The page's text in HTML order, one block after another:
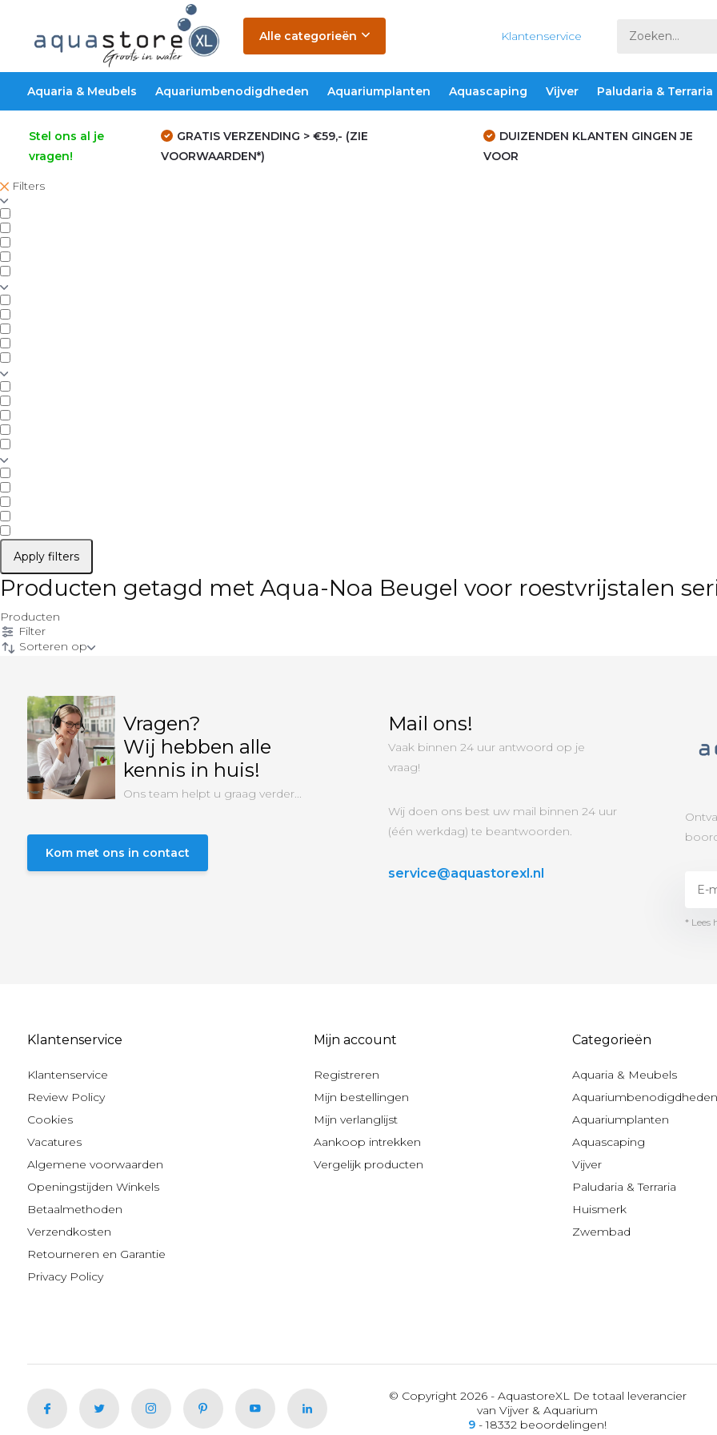
Alle categorieën Klantenservice
Aquaria & Meubels Aquariumbenodigdheden Aquariumplanten Aquascaping Vijver Paludaria & Terraria
Stel ons al je
vragen!
GRATIS VERZENDING > €59,- (ZIE
VOORWAARDEN*)
DUIZENDEN KLANTEN GINGEN JE
VOOR
Filters
Apply filters
Producten getagd met Aqua-Noa Beugel voor roestvrijstalen
Producten
Filter
Sorteren op
Vragen?
Wij hebben alle
kennis in huis!
Ons team helpt u graag verder...
Kom met ons in contact
Mail ons!
Vaak binnen 24 uur antwoord op je
vraag!
Wij doen ons best uw mail binnen 24 uur
(één werkdag) te beantwoorden.
service@aquastorexl.nl
* Lees
Klantenservice
Klantenservice
Review Policy
Cookies
Vacatures
Algemene voorwaarden
Openingstijden Winkels
Betaalmethoden
Verzendkosten
Retourneren en Garantie
Privacy Policy
Mijn account
Registreren
Mijn bestellingen
Mijn verlanglijst
Aankoop intrekken
Vergelijk producten
Categorieën
Aquaria & Meubels
Aquariumbenodigdheden
Aquariumplanten
Aquascaping
Vijver
Paludaria & Terraria
Huismerk
Zwembad
© Copyright 2026 - AquastoreXL De totaal leverancier
van Vijver & Aquarium
9 - 18332 beoordelingen!